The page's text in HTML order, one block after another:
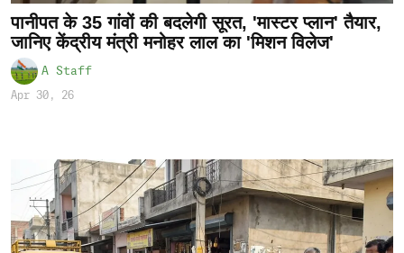
पानीपत के 35 गांवों की बदलेगी सूरत, 'मास्टर प्लान' तैयार,
जानिए केंद्रीय मंत्री मनोहर लाल का 'मिशन विलेज'
A Staff
Apr 30, 26